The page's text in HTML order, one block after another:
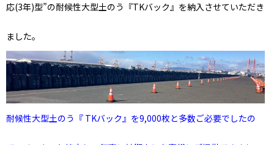
応(3年)型”の耐候性大型土のう『TKバック』を納入させていただき
ました。
耐候性大型土のう『 TKバック』を9,000枚と多数ご必要でしたの